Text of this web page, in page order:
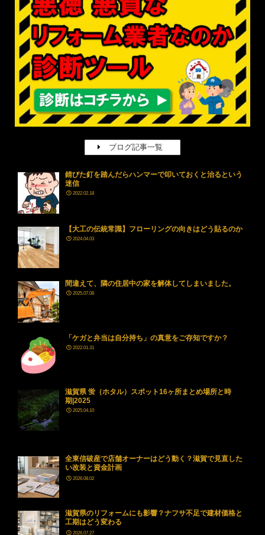
ブログ記事一覧
錆びた釘を踏んだらハンマーで叩いておくと治るという
迷信
2022.02.18
【大工の伝統常識】フローリングの向きはどう貼るのか
2024.04.03
間違えて、隣の住居中の家を解体してしまいました。
2025.07.08
「ケガと弁当は自分持ち」の真意をご存知ですか？
2022.01.31
滋賀県 蛍（ホタル）スポット16ヶ所まとめ場所と時
期|2025
2025.04.10
全東信破産で店舗オーナーはどう動く？滋賀で見直した
い改装と資金計画
2026.08.02
滋賀県のリフォームにも影響？ナフサ不足で建材価格と
工期はどう変わる
2026.07.27